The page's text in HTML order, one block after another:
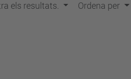
els resultats. Ordena per